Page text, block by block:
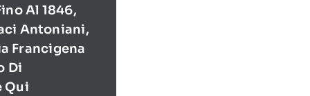
Al 1846,
Antoniani,
Francigena
Di
Qui